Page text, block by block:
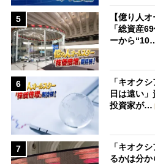
5
【億り人
「総資産
ーから
6
「キオク
日は遠い
投資家が…
7
「キオク
るかは分